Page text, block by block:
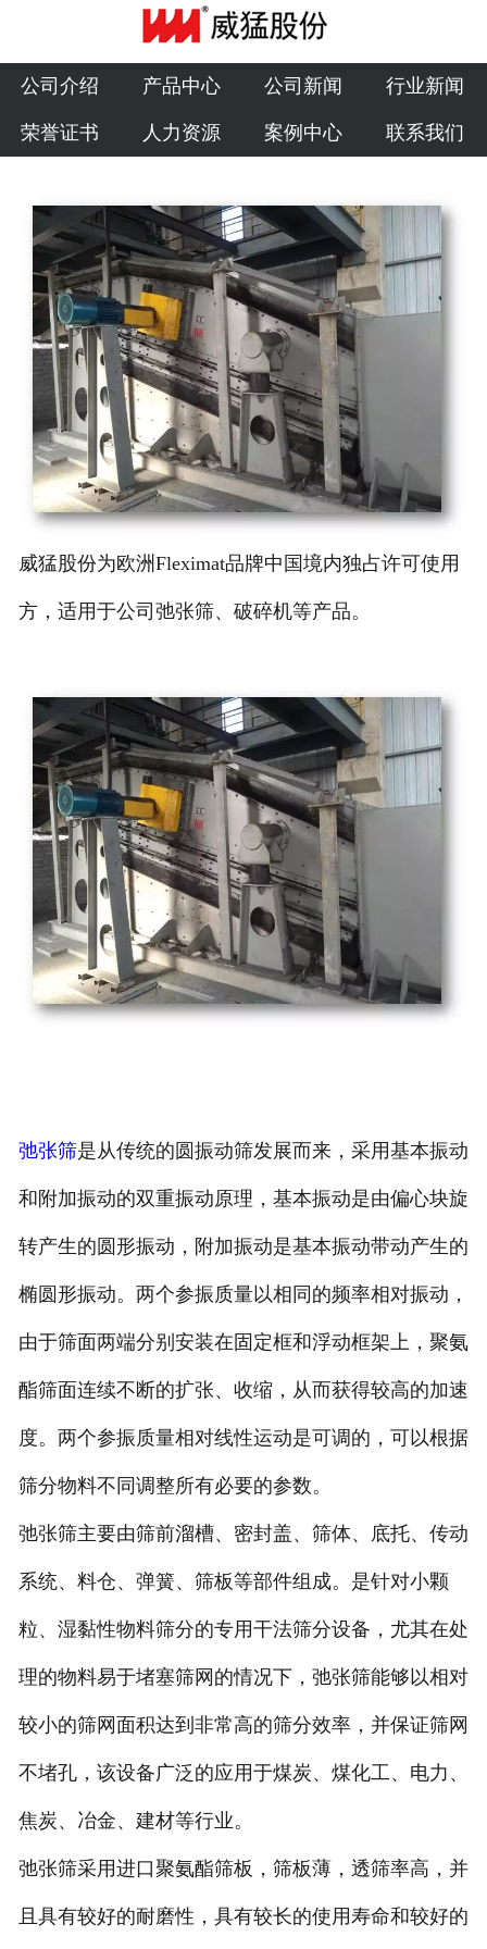
公司介绍
产品中心
公司新闻
荣誉证书
人力资源
案例中心
联系我们
公司介绍 产品中心 公司新闻 行业新闻
荣誉证书 人力资源 案例中心 联系我们
威猛股份为欧洲Fleximat品牌中国境内独占许可使用
方， 适用于公司弛张筛、破碎机等产品。
弛张筛是从传统的圆振动筛发展而来，采用基本振动
和附加振动的双重振动原理，基本振动是由偏心块旋
转产生的圆形振动，附加振动是基本振动带动产生的
椭圆形振动。两个参振质量以相同的频率相对振动，
由于筛面两端分别安装在固定框和浮动框架上，聚氨
酯筛面连续不断的扩张、收缩，从而获得较高的加速
度。两个参振质量相对线性运动是可调的，可以根据
筛分物料不同调整所有必要的参数。
弛张筛主要由筛前溜槽、密封盖、筛体、底托、传动
系统、料仓、弹簧、筛板等部件组成。是针对小颗
粒、湿黏性物料筛分的专用干法筛分设备，尤其在处
理的物料易于堵塞筛网的情况下，弛张筛能够以相对
较小的筛网面积达到非常高的筛分效率，并保证筛网
不堵孔，该设备广泛的应用于煤炭、煤化工、电力、
焦炭、冶金、建材等行业。
弛张筛采用进口聚氨酯筛板，筛板薄，透筛率高，并
且具有较好的耐磨性，具有较长的使用寿命和较好的